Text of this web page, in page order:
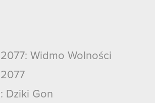
Widmo Wolności
Dziki Gon